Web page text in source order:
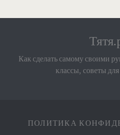
Как сделать самому своими
классы, советы
ПОЛИТИКА